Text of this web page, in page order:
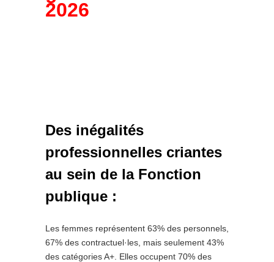
2026
Des inégalités
professionnelles criantes
au sein de la Fonction
publique :
Les femmes représentent 63% des personnels,
67% des contractuel·les, mais seulement 43%
des catégories A+. Elles occupent 70% des